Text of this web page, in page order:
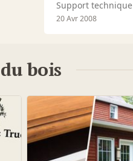
Support technique
20 Avr 2008
bois